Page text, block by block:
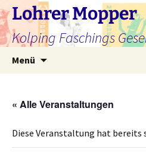
Zum
Inhalt
springen
Lohrer Mopper
Kolping Faschings
Menü
« Alle Veranstaltungen
Diese Veranstaltung hat